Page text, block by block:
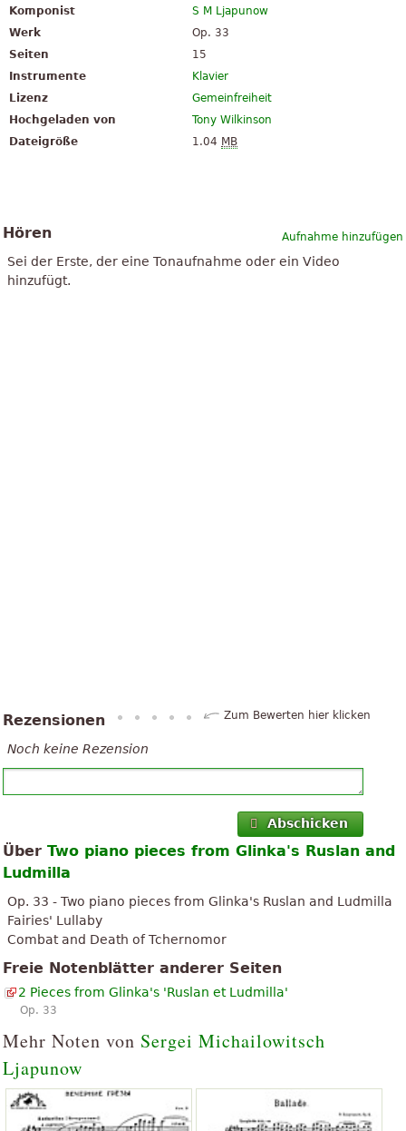
Komponist
S M Ljapunow
Werk
Op. 33
Seiten
15
Instrumente
Klavier
Lizenz
Gemeinfreiheit
Hochgeladen von
Tony Wilkinson
Dateigröße
1.04 MB
Aufnahme hinzufügen
Hören
Sei der Erste, der eine Tonaufnahme oder ein Video
hinzufügt.
Rezensionen Zum Bewerten hier klicken
Noch keine Rezension
Abschicken
Über Two piano pieces from Glinka's Ruslan and
Ludmilla
Op. 33 - Two piano pieces from Glinka's Ruslan and Ludmilla
Fairies' Lullaby
Combat and Death of Tchernomor
Freie Notenblätter anderer Seiten
2 Pieces from Glinka's 'Ruslan et Ludmilla'
Op. 33
Mehr Noten von Sergei Michailowitsch
Ljapunow